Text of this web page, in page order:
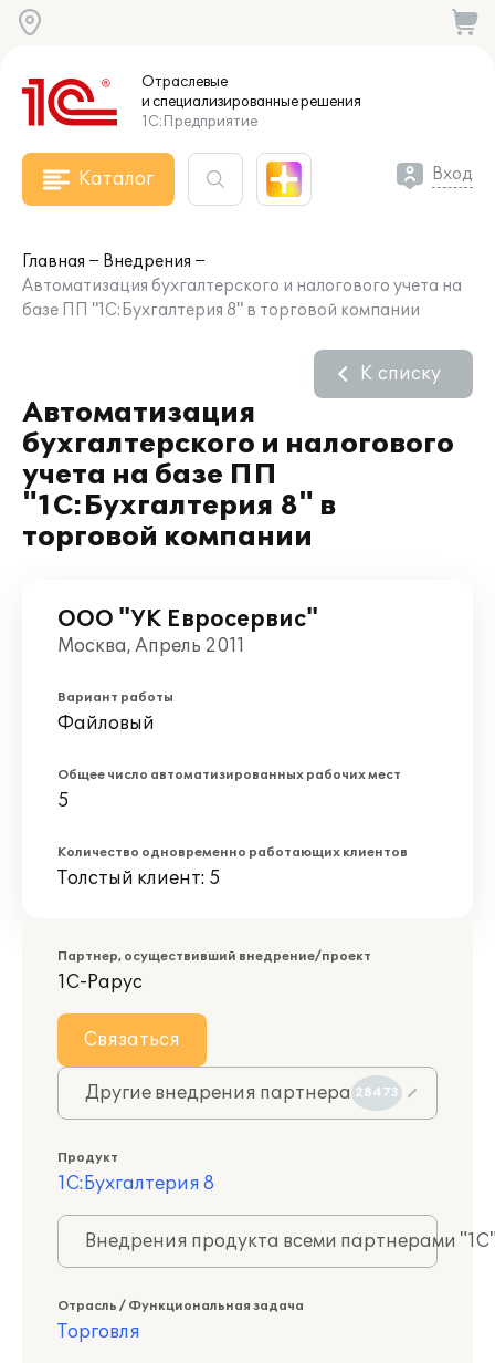
Отраслевые
и специализированныерешения
1С:Предприятие
Каталог Вход
Главная
Внедрения
Автоматизация бухгалтерского и налогового учета на
базе ПП "1С:Бухгалтерия 8" в торговой компании
Автоматизация
бухгалтерского и налогового
учета на базе ПП
"1С:Бухгалтерия 8" в
торговой компании
К списку
ООО "УК Евросервис"
Москва, Апрель 2011
Вариант работы
Файловый
Общее число автоматизированных рабочих мест
5
Количество одновременно работающих клиентов
Толстый клиент: 5
Партнер, осуществивший внедрение/проект
1С-Рарус
Связаться
Другие внедрения партнера 28473
Продукт
1С:Бухгалтерия 8
Внедрения продукта всеми партнерами
Отрасль / Функциональная задача
Торговля